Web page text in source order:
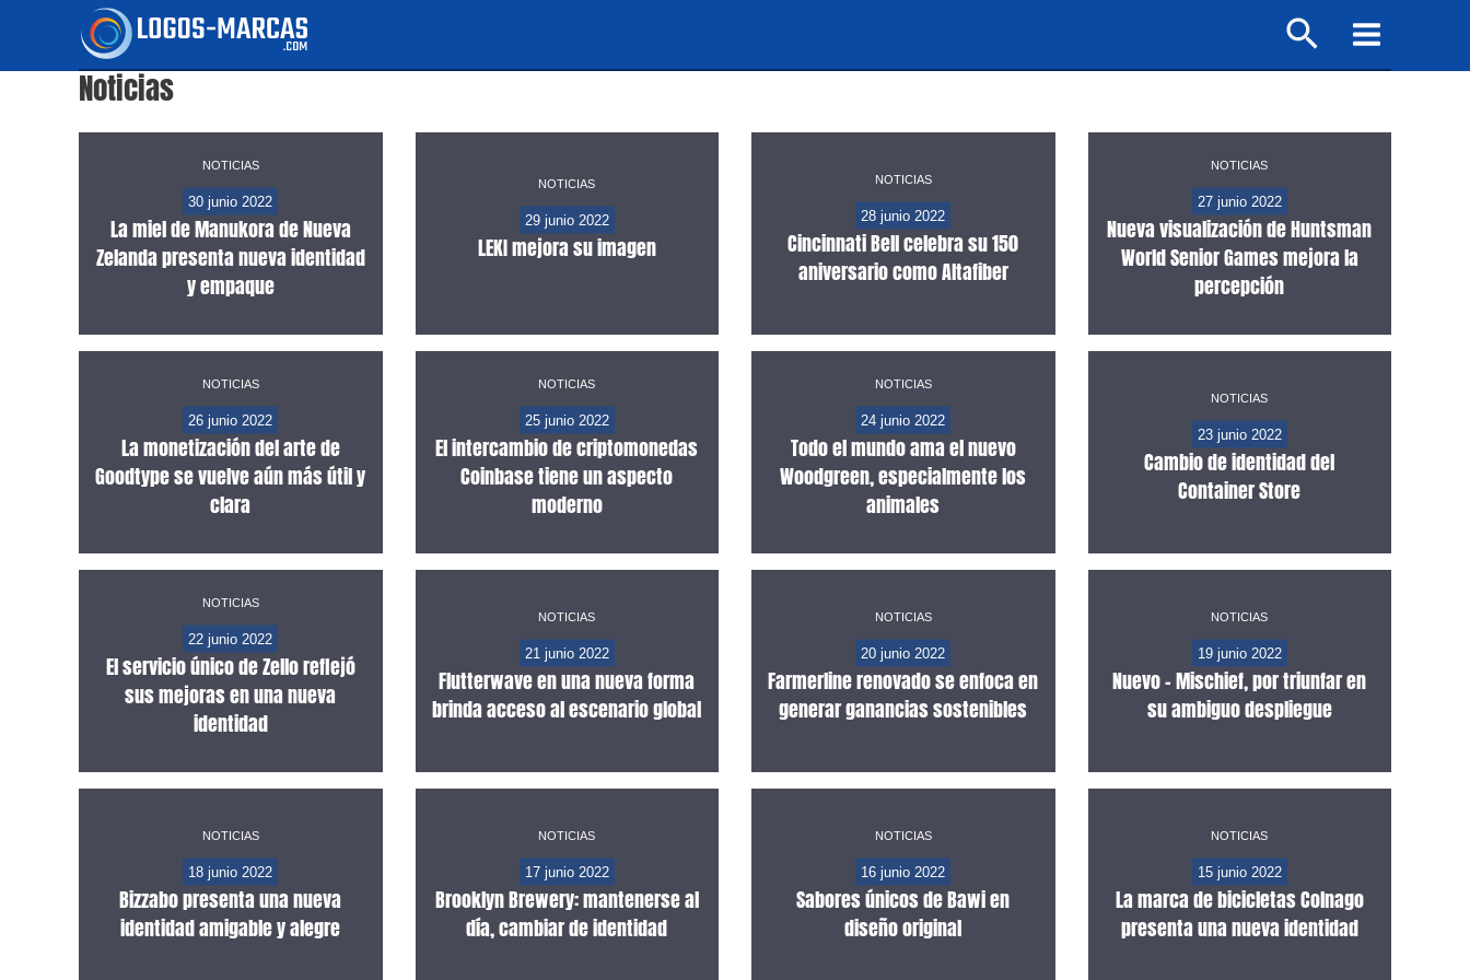
contenido
Buscar
Main
Noticias
NOTICIAS
30 junio 2022
La miel de Manukora de Nueva
Zelanda presenta nueva identidad
y empaque
NOTICIAS
29 junio 2022
LEKI mejora su imagen
NOTICIAS
28 junio 2022
Cincinnati Bell celebra su 150
aniversario como Altafiber
NOTICIAS
27 junio 2022
Nueva visualización de Huntsman
World Senior Games mejora la
percepción
NOTICIAS
26 junio 2022
La monetización del arte de
Goodtype se vuelve aún más útil y
clara
NOTICIAS
25 junio 2022
El intercambio de criptomonedas
Coinbase tiene un aspecto
moderno
NOTICIAS
24 junio 2022
Todo el mundo ama el nuevo
Woodgreen, especialmente los
animales
NOTICIAS
23 junio 2022
Cambio de identidad del
Container Store
NOTICIAS
22 junio 2022
El servicio único de Zello reflejó
sus mejoras en una nueva
identidad
NOTICIAS
21 junio 2022
Flutterwave en una nueva forma
brinda acceso al escenario global
NOTICIAS
20 junio 2022
Farmerline renovado se enfoca en
generar ganancias sostenibles
NOTICIAS
19 junio 2022
Nuevo – Mischief, por triunfar en
su ambiguo despliegue
NOTICIAS
18 junio 2022
Bizzabo presenta una nueva
identidad amigable y alegre
NOTICIAS
17 junio 2022
Brooklyn Brewery: mantenerse al
día, cambiar de identidad
NOTICIAS
16 junio 2022
Sabores únicos de Bawi en
diseño original
NOTICIAS
15 junio 2022
La marca de bicicletas Colnago
presenta una nueva identidad